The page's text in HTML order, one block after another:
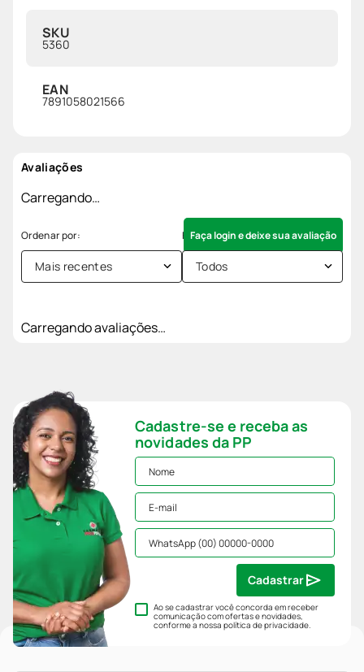
SKU
5360
EAN
7891058021566
Avaliações
Carregando…
Faça login e deixe sua avaliação
Mais recentes Todos
Carregando avaliações…
Cadastre-se e receba as
novidades da PP
Ao se cadastrar você concorda em receber
comunicação com ofertas e novidades,
conforme a nossapolítica de privacidade.
Cadastrar